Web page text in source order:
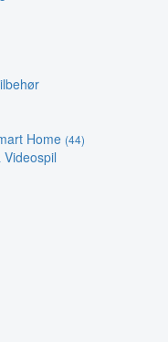
Home (44)
Videospil